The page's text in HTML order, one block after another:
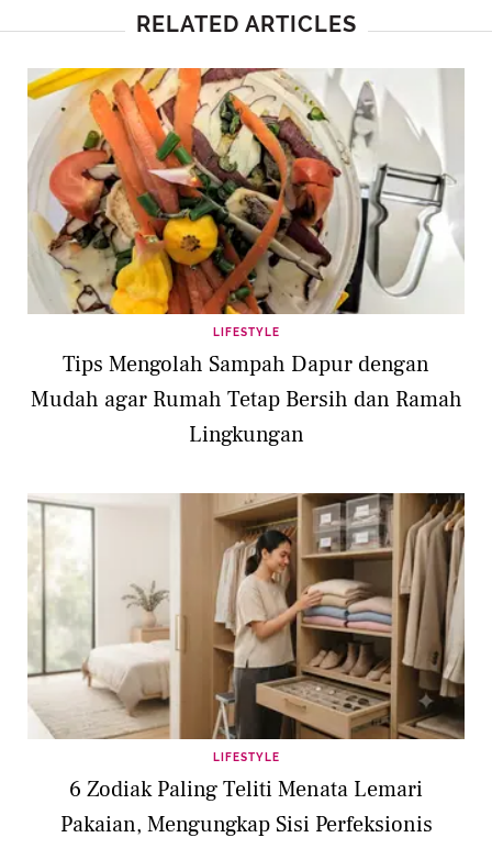
RELATED ARTICLES
LIFESTYLE
Tips Mengolah Sampah Dapur dengan
Mudah agar Rumah Tetap Bersih dan Ramah
Lingkungan
LIFESTYLE
6 Zodiak Paling Teliti Menata Lemari
Pakaian, Mengungkap Sisi Perfeksionis